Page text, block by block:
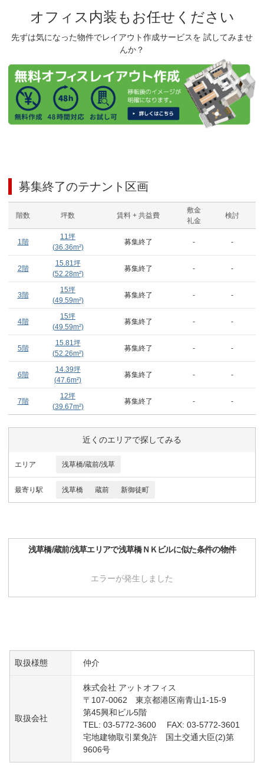
オフィス内装もお任せください
先ずは気になった物件でレイアウト作成サービスを 試してみませ
んか？
募集終了のテナント区画
階数 坪数 賃料 + 共益費
敷金
礼金
検討
1階
11坪
(36.36m²)
募集終了 - -
2階
15.81坪
(52.28m²)
募集終了 - -
3階
15坪
(49.59m²)
募集終了 - -
4階
15坪
(49.59m²)
募集終了 - -
5階
15.81坪
(52.26m²)
募集終了 - -
6階
14.39坪
(47.6m²)
募集終了 - -
7階
12坪
(39.67m²)
募集終了 - -
近くのエリアで探してみる
エリア 浅草橋/蔵前/浅草
最寄り駅 浅草橋 蔵前 新御徒町
浅草橋/蔵前/浅草エリアで浅草橋ＮＫビルに似た条件の物件
エラーが発生しました
取扱様態 仲介
取扱会社
株式会社 アットオフィス
〒107-0062 東京都港区南青山1-15-9
第45興和ビル5階
TEL: 03-5772-3600 FAX: 03-5772-3601
宅地建物取引業免許 国土交通大臣(2)第
9606号